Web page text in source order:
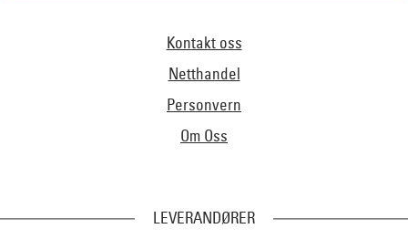
Kontakt oss
Netthandel
Personvern
Om Oss
LEVERANDØRER